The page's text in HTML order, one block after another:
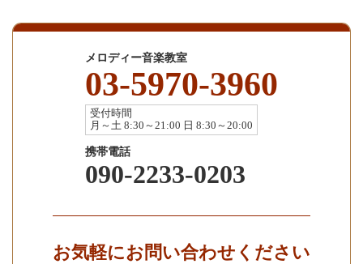
メロディー音楽教室
03-5970-3960
受付時間
月～土 8:30～21:00 日 8:30～20:00
携帯電話
090-2233-0203
お気軽にお問い合わせください